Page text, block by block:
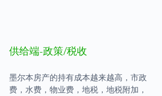
供给端-政策/税收
墨尔本房产的持有成本越来越高，市政
费，水费，物业费，地税，地税附加，